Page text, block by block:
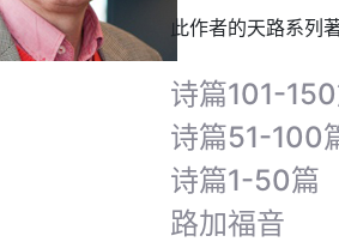
此作者的天路系列
诗篇101-
诗篇51-100
诗篇1-50篇
路加福音